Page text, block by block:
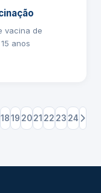
vacina de
anos
1819 20 21 22 23 24